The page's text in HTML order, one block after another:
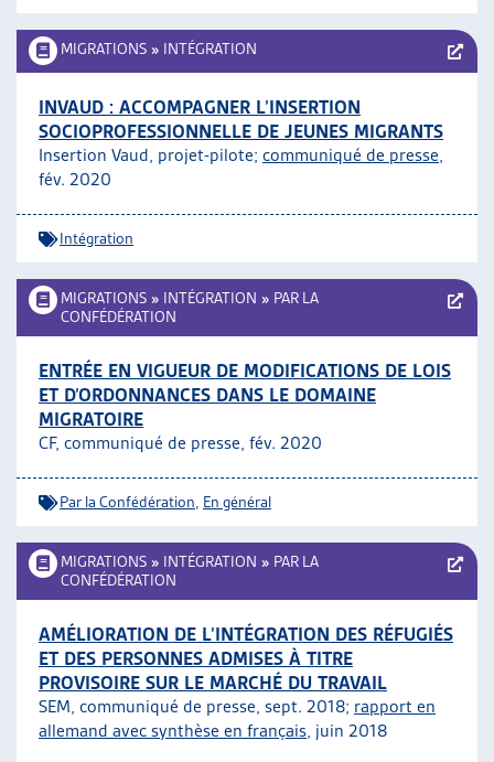
MIGRATIONS » INTÉGRATION
INVAUD : ACCOMPAGNER L’INSERTION
SOCIOPROFESSIONNELLE DE JEUNES MIGRANTS
Insertion Vaud, projet-pilote; communiqué de presse,
fév. 2020
Intégration
MIGRATIONS » INTÉGRATION » PAR LA
CONFÉDÉRATION
ENTRÉE EN VIGUEUR DE MODIFICATIONS DE LOIS
ET D’ORDONNANCES DANS LE DOMAINE
MIGRATOIRE
CF, communiqué de presse, fév. 2020
Par la Confédération En général
MIGRATIONS » INTÉGRATION » PAR LA
CONFÉDÉRATION
AMÉLIORATION DE L’INTÉGRATION DES RÉFUGIÉS
ET DES PERSONNES ADMISES À TITRE
PROVISOIRE SUR LE MARCHÉ DU TRAVAIL
SEM, communiqué de presse, sept. 2018; rapport en
allemand avec synthèse en français, juin 2018